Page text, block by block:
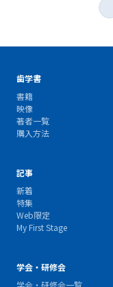
歯学書
書籍
映像
著者一覧
購入方法
記事
新着
特集
Web限定
My First Stage
学会・研修会
学会・研修会一覧